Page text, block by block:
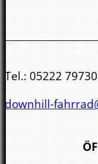
Tel.: 05222
downhill-